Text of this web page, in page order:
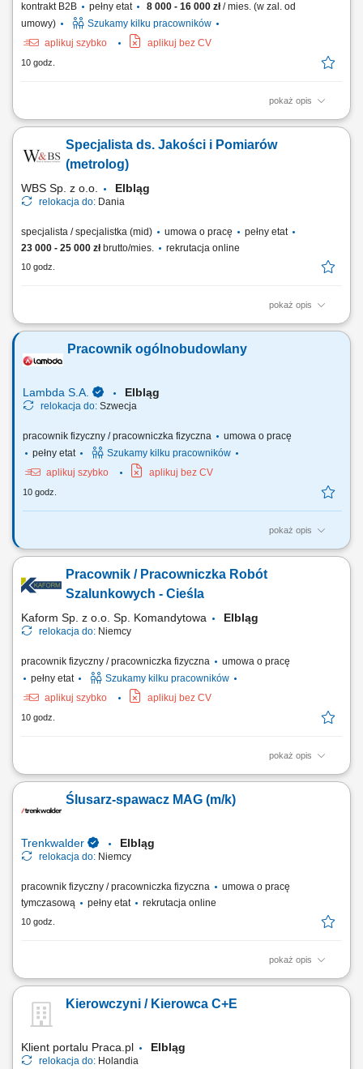
kontrakt B2B
pełny etat 8 000 - 16 000 zł/ mies. (w zal. od
umowy)
Szukamy kilku pracowników
aplikuj szybko
aplikuj bez CV
10 godz.
pokaż opis
Opis stanowiska prace związane z budową instalacji światłowodowych
dokumentacji;Specjalista ds. Jakości i Pomiarów
(metrolog)
WBS Sp. z o.o. Elbląg
relokacja do: Dania
specjalista / specjalistka (mid) umowa o pracę
pełny etat
23 000 - 25 000 złbrutto/mies. rekrutacja online
10 godz.
pokaż opis
Miejsce pracy: Dania Wynagrodzenie: 23 000-25 000 PLN brutto Jeśli
międzynarodowym środowisku, ta oferta jest dla Ciebie! Szukamy
specjalisty, który będzie odpowiedzialny za precyzyjne pomiary i
Pracownik ogólnobudowlany
Lambda S.A. Elbląg
relokacja do: Szwecja
pracownik fizyczny / pracowniczka fizyczna
umowa o pracę
pełny etat
Szukamy kilku pracowników
aplikuj szybko
aplikuj bez CV
10 godz.
pokaż opis
Twój zakres obowiązków: Prace ogólnobudowlane - pomoc przy
kosmetyczne; Prace porządkowe na placu budowy;
Pracownik / Pracowniczka Robót
Szalunkowych - Cieśla
Kaform Sp. z o.o. Sp. Komandytowa Elbląg
relokacja do: Niemcy
pracownik fizyczny / pracowniczka fizyczna
umowa o pracę
pełny etat
Szukamy kilku pracowników
aplikuj szybko
aplikuj bez CV
10 godz.
pokaż opis
Zakres obowiązków: Wykonywanie szalunków ścian, stropów oraz
prefabrykatów betonowych. Wykonywanie prac związanych z
betonowaniem konstrukcji. Praca samodzielna oraz w zespołach na
Ślusarz-spawacz MAG (m/k)
Trenkwalder Elbląg
relokacja do: Niemcy
pracownik fizyczny / pracowniczka fizyczna
umowa o pracę
tymczasową
pełny etat rekrutacja online
10 godz.
pokaż opis
Twoje zadania spawanie metodą MAG oraz sczepianie dużych i małych
wcześniej zespawanych konstrukcji, kontrola jakości wykonanych
elementów, prowadzenie podstawowej dokumentacji produkcyjnej.
Kierowczyni / Kierowca C+E
Klient portalu Praca.pl Elbląg
relokacja do: Holandia